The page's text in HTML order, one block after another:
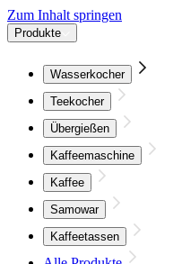
Zum Inhalt springen
Produkte
Wasserkocher
Teekocher
Übergießen
Kaffeemaschine
Kaffee
Samowar
Kaffeetassen